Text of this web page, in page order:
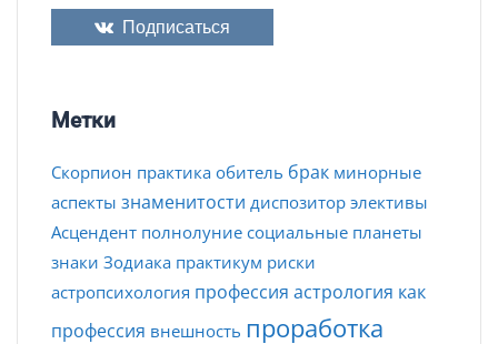
Подписаться
Метки
Скорпион практика обитель брак минорные
аспекты знаменитости диспозитор элективы
Асцендент полнолуние социальные планеты
знаки Зодиака практикум риски
астропсихология профессия астрология как
профессия внешность проработка